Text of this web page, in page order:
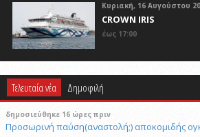
Κυριακή, 16 Αυγούστου
CROWN IRIS
έως 17:00
Τελευταία νέα Δημοφιλή
δημοσιεύθηκε 16 ώρες πριν
Προσωρινή παύση(αναστολή;) αποκομιδής